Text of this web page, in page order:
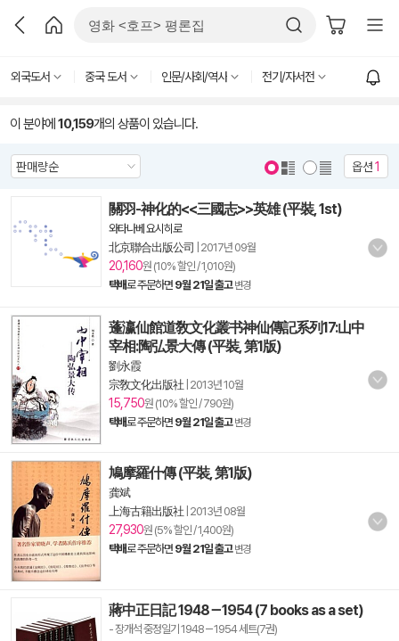
외국도서 중국 도서 인문/사회/역사 전기/자서전
이 분야에 10,159개의 상품이 있습니다.
옵션1
關羽-神化的<<三國志>>英雄 (平裝, 1st)
와타나베 요시히로
北京聯合出版公司
2017년 09월
20,160원 (10% 할인 / 1,010원)
택배로 주문하면 9월 21일 출고 변경
蓬瀛仙館道敎文化叢书神仙傳記系列17:山中
宰相:陶弘景大傳 (平裝, 第1版)
劉永霞
宗敎文化出版社 2013년 10월
15,750원 (10% 할인 / 790원)
택배로 주문하면 9월 21일 출고 변경
鳩摩羅什傳 (平裝, 第1版)
龚斌
上海古籍出版社 2013년 08월
27,930원 (5% 할인 / 1,400원)
택배로 주문하면 9월 21일 출고 변경
蔣中正日記 1948－1954 (7 books as a set)
- 장개석 중정일기 1948－1954 세트(7권)